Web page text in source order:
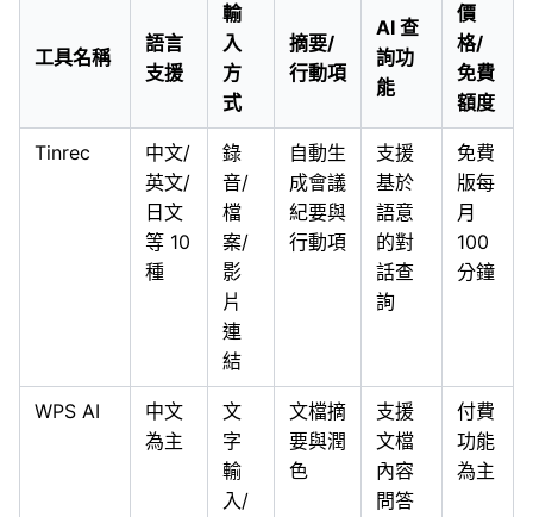
工具名稱
語言
支援
輸
入
方
式
摘要/
行動項
AI 查
詢功
能
價
格/
免費
額度
Tinrec
中文/
英文/
日文
等 10
種
錄
音/
檔
案/
影
片
連
結
自動生
成會議
紀要與
行動項
支援
基於
語意
的對
話查
詢
免費
版每
月
100
分鐘
WPS AI
中文
為主
文
字
輸
入/
文檔摘
要與潤
色
支援
文檔
內容
問答
付費
功能
為主